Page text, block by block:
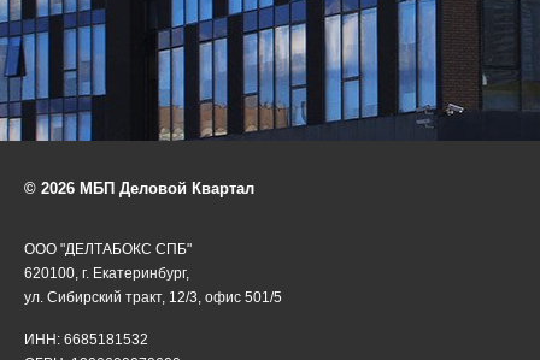
© 2026 МБП Деловой Квартал
ООО "ДЕЛТАБОКС СПБ"
620100, г. Екатеринбург,
ул. Сибирский тракт, 12/3, офис 501/5
ИНН: 6685181532